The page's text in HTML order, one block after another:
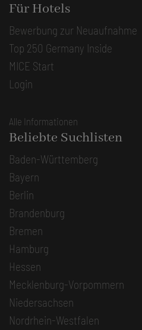
Für Hotels
Bewerbung zur Neuaufnahme
Top 250 Germany Inside
MICE Start
Login
Alle Informationen
Beliebte Suchlisten
Baden-Württemberg
Bayern
Berlin
Brandenburg
Bremen
Hamburg
Hessen
Mecklenburg-Vorpommern
Niedersachsen
Nordrhein-Westfalen